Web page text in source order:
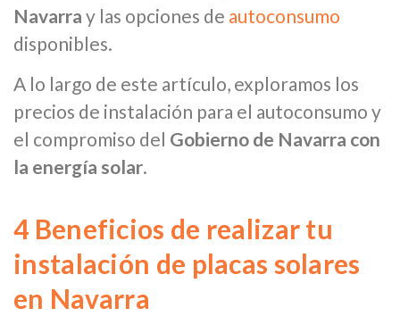
Navarra y las opciones de autoconsumo
disponibles.
A lo largo de este artículo, exploramos los
precios de instalación para el autoconsumo y
el compromiso del Gobierno de Navarra con
la energía solar.
4 Beneficios de realizar tu
instalación de placas solares
en Navarra